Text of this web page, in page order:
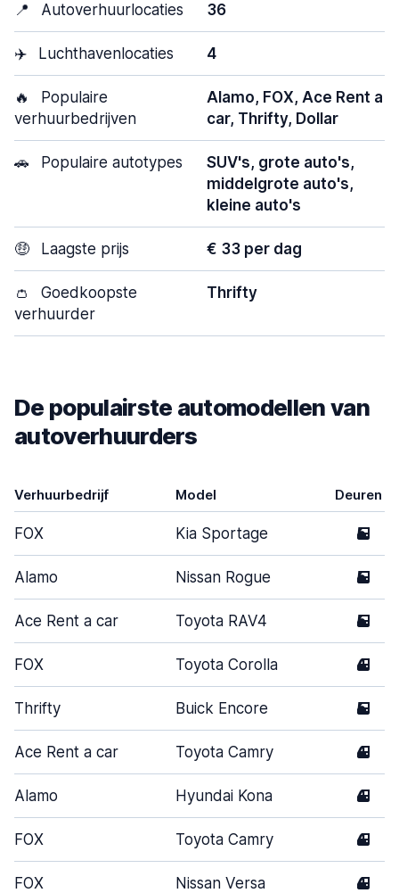
📍 Autoverhuurlocaties 36
✈️ Luchthavenlocaties 4
🔥
Populaire
verhuurbedrijven
Alamo, FOX, Ace Rent a
car, Thrifty, Dollar
🚗 Populaire autotypes
SUV's, grote auto's,
middelgrote auto's,
kleine auto's
🤑 Laagste prijs € 33 per dag
👛
Goedkoopste
verhuurder
Thrifty
De populairste automodellen van
autoverhuurders
Verhuurbedrijf Model Deuren
FOX Kia Sportage 5
Alamo Nissan Rogue 5
Ace Rent a car Toyota RAV4 5
FOX Toyota Corolla 4
Thrifty Buick Encore 5
Ace Rent a car Toyota Camry 4
Alamo Hyundai Kona 4
FOX Toyota Camry 4
FOX Nissan Versa 4